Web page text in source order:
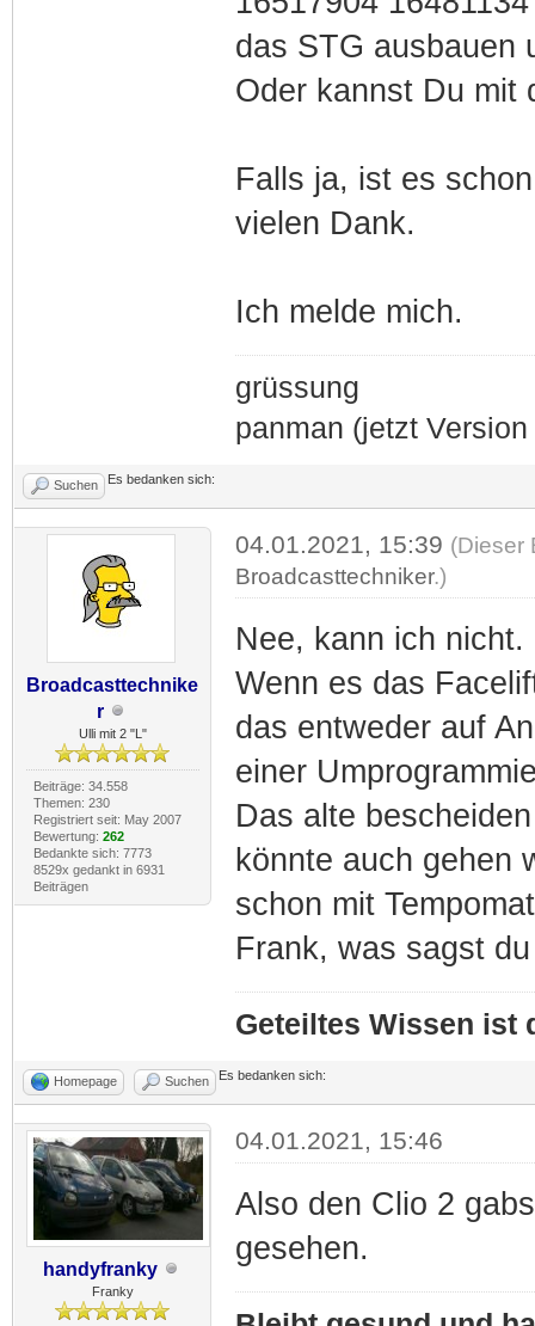
das STG ausbauen
Oder kannst Du mit
Falls ja, ist es
vielen Dank.
Ich melde mich.
grüssung
panman (jetzt Version
Suchen Es bedanken sich:
Broadcasttechnike
r
Ulli mit 2 "L"
Beiträge: 34.558
Themen: 230
Registriert seit: May 2007
Bewertung: 262
Bedankte sich: 7773
8529x gedankt in 6931
Beiträgen
04.01.2021, 15:39 (Dieser
Broadcasttechniker.)
Nee, kann ich nicht.
Wenn es das
das entweder auf
einer
Das alte
könnte auch gehen
schon mit
Frank, was sagst
Geteiltes Wissen ist
Homepage Suchen Es bedanken sich:
handyfranky
Franky
04.01.2021, 15:46
Also den Clio 2
gesehen.